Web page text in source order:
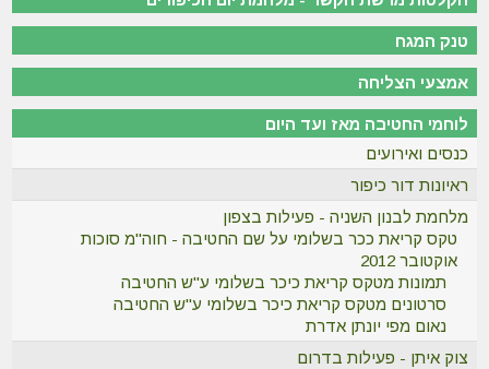
טנק המגח
אמצעי הצליחה
לוחמי החטיבה מאז ועד היום
כנסים ואירועים
ראיונות דור כיפור
מלחמת לבנון השניה - פעילות בצפון
טקס קריאת ככר בשלומי על שם החטיבה - חוה"מ סוכות
אוקטובר 2012
תמונות מטקס קריאת כיכר בשלומי ע"ש החטיבה
סרטונים מטקס קריאת כיכר בשלומי ע"ש החטיבה
נאום מפי יונתן אדרת
צוק איתן - פעילות בדרום